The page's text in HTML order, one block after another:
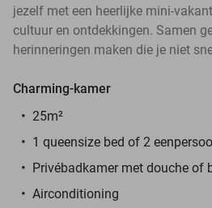
jezelf met een heerlijke mini-
cultuur en ontdekkingen. Samen
herinneringen maken die je niet
Charming-kamer
25m²
1 queensize bed of 2
Privébadkamer met douche of
Airconditioning